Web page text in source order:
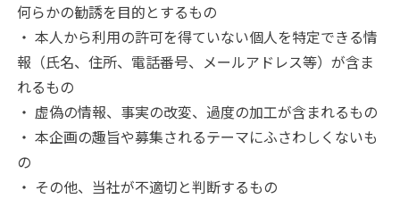
何らかの勧誘を目的とするもの
・ 本人から利用の許可を得ていない個人を特定できる情
報（氏名、住所、電話番号、メールアドレス等）が含ま
れるもの
・ 虚偽の情報、事実の改変、過度の加工が含まれるもの
・ 本企画の趣旨や募集されるテーマにふさわしくないも
の
・ その他、当社が不適切と判断するもの